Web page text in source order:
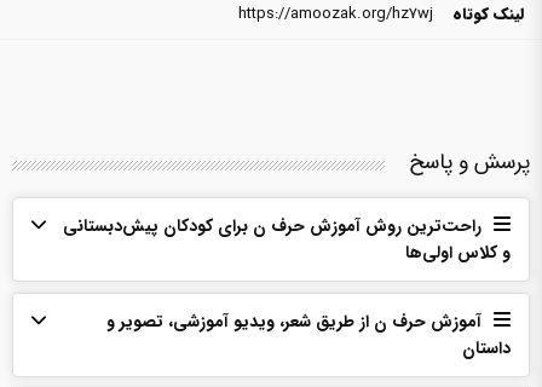
لینک کوتاه
https://amoozak.org/hz7wj
پرسش و پاسخ
راحت‌ترین روش آموزش حرف ن برای کودکان پیش‌دبستانی
و کلاس اولی‌ها
آموزش حرف ن از طریق شعر، ویدیو آموزشی، تصویر و
داستان